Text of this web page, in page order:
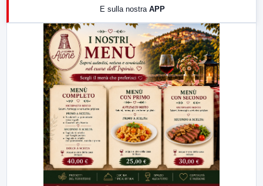
LabNews (replica)
E sulla nostra APP